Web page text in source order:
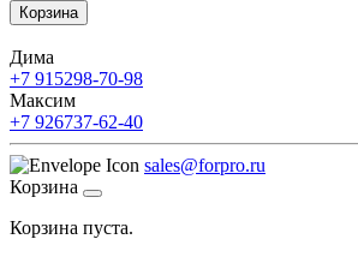
Корзина
Дима
+7 915298-70-98
Максим
+7 926737-62-40
sales@forpro.ru
Корзина
Корзина пуста.